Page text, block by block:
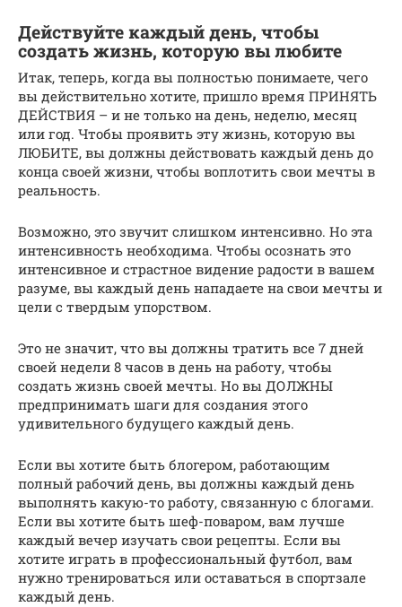
Действуйте каждый день, чтобы
создать жизнь, которую вы любите
Итак, теперь, когда вы полностью понимаете, чего
вы действительно хотите, пришло время ПРИНЯТЬ
ДЕЙСТВИЯ – и не только на день, неделю, месяц
или год. Чтобы проявить эту жизнь, которую вы
ЛЮБИТЕ, вы должны действовать каждый день до
конца своей жизни, чтобы воплотить свои мечты в
реальность.
Возможно, это звучит слишком интенсивно. Но эта
интенсивность необходима. Чтобы осознать это
интенсивное и страстное видение радости в вашем
разуме, вы каждый день нападаете на свои мечты и
цели с твердым упорством.
Это не значит, что вы должны тратить все 7 дней
своей недели 8 часов в день на работу, чтобы
создать жизнь своей мечты. Но вы ДОЛЖНЫ
предпринимать шаги для создания этого
удивительного будущего каждый день.
Если вы хотите быть блогером, работающим
полный рабочий день, вы должны каждый день
выполнять какую-то работу, связанную с блогами.
Если вы хотите быть шеф-поваром, вам лучше
каждый вечер изучать свои рецепты. Если вы
хотите играть в профессиональный футбол, вам
нужно тренироваться или оставаться в спортзале
каждый день.